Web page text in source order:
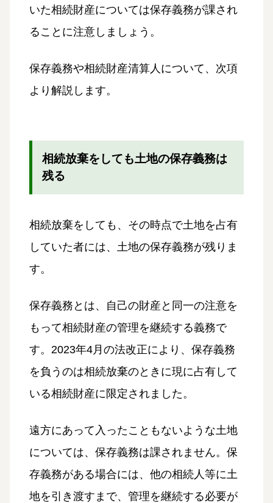
いた相続財産については保存義務が課され
ることに注意しましょう。
保存義務や相続財産清算人について、次項
より解説します。
相続放棄をしても土地の保存義務は
残る
相続放棄をしても、その時点で土地を占有
していた者には、土地の保存義務が残りま
す。
保存義務とは、自己の財産と同一の注意を
もって相続財産の管理を継続する義務で
す。2023年4月の法改正により、保存義務
を負うのは相続放棄のときに現に占有して
いる相続財産に限定されました。
遠方にあって入ったこともないような土地
については、保存義務は課されません。保
存義務がある場合には、他の相続人等に土
地を引き渡すまで、管理を継続する必要が